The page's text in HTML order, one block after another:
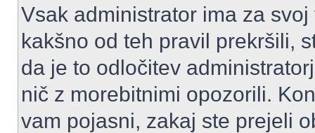
Vsak administrator ima za
kakšno od teh pravil prekršili,
da je to odločitev
nič z morebitnimi opozorili.
vam pojasni, zakaj ste prejeli